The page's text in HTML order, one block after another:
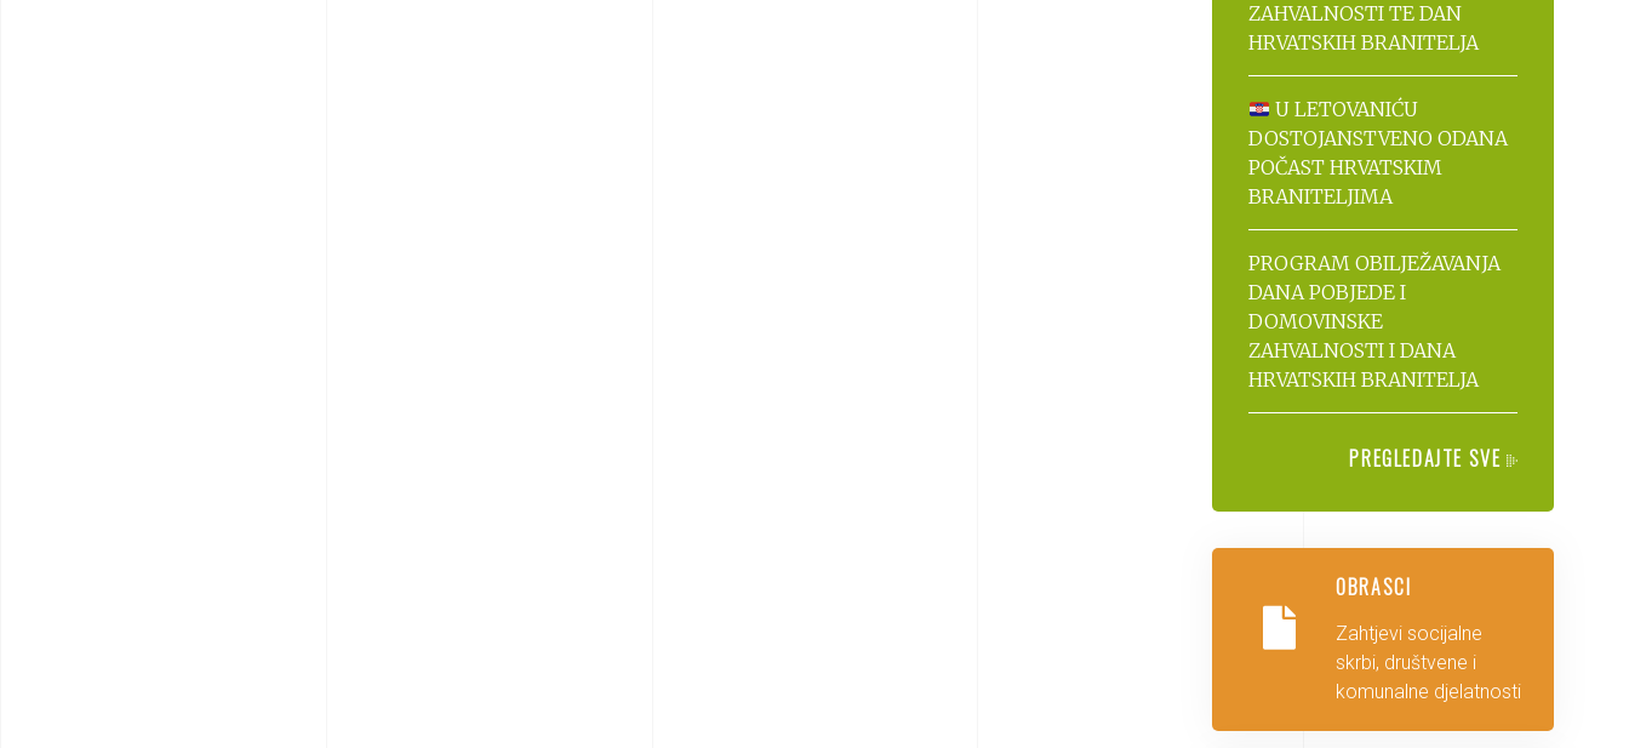
ZAHVALNOSTI TE DAN
HRVATSKIH BRANITELJA
U LETOVANIĆU
DOSTOJANSTVENO ODANA
POČAST HRVATSKIM
BRANITELJIMA
PROGRAM OBILJEŽAVANJA
DANA POBJEDE I
DOMOVINSKE
ZAHVALNOSTI I DANA
HRVATSKIH BRANITELJA
PREGLEDAJTE SVE
OBRASCI
Zahtjevi socijalne
skrbi, društvene i
komunalne djelatnosti